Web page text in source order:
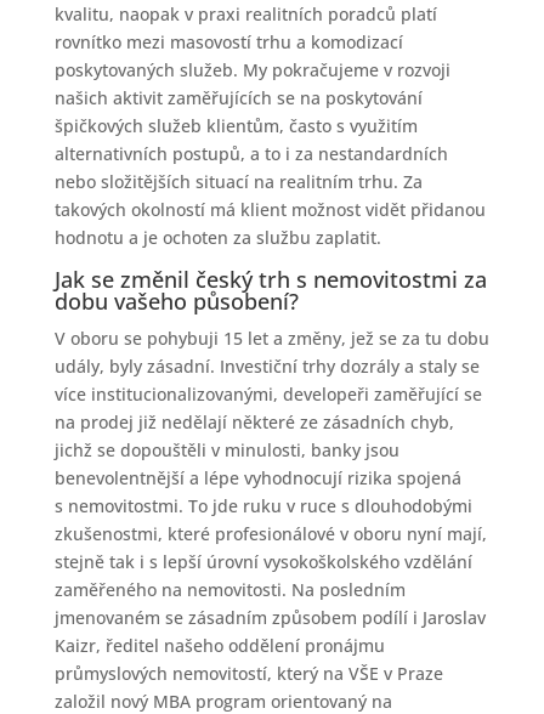
kvalitu, naopak v praxi realitních poradců platí
rovnítko mezi masovostí trhu a komodizací
poskytovaných služeb. My pokračujeme v rozvoji
našich aktivit zaměřujících se na poskytování
špičkových služeb klientům, často s využitím
alternativních postupů, a to i za nestandardních
nebo složitějších situací na realitním trhu. Za
takových okolností má klient možnost vidět přidanou
hodnotu a je ochoten za službu zaplatit.
Jak se změnil český trh s nemovitostmi za
dobu vašeho působení?
V oboru se pohybuji 15 let a změny, jež se za tu dobu
udály, byly zásadní. Investiční trhy dozrály a staly se
více institucionali­zovanými, developeři zaměřující se
na prodej již nedělají některé ze zásadních chyb,
jichž se dopouštěli v minulosti, banky jsou
benevolentnější a lépe vyhodnocují rizika spojená
s nemovitostmi. To jde ruku v ruce s dlouhodobými
zkušenostmi, které profesionálové v oboru nyní mají,
stejně tak i s lepší úrovní vysokoškolského vzdělání
zaměřeného na nemovitosti. Na posledním
jmenovaném se zásadním způsobem podílí i Jaroslav
Kaizr, ředitel našeho oddělení pronájmu
průmyslových nemovitostí, který na VŠE v Praze
založil nový MBA program orientovaný na